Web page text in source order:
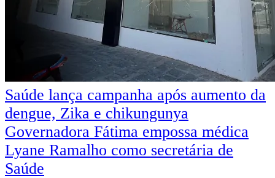
Navegação
de
Post
Saúde lança campanha após aumento da
dengue, Zika e chikungunya
Governadora Fátima empossa médica
Lyane Ramalho como secretária de
Saúde